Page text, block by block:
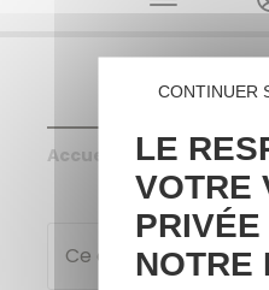
Accueil Concours
Ce concours est
LE
VOTRE
PRIVÉE
NOTRE
CONTINUER